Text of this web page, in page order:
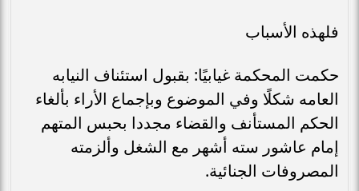
فلهذه الأسباب
حكمت المحكمة غيابيًا: بقبول استئناف النيابه
العامه شكلًا وفي الموضوع وبإجماع الأراء بألغاء
الحكم المستأنف والقضاء مجددا بحبس المتهم
إمام عاشور سته أشهر مع الشغل وألزمته
المصروفات الجنائية.